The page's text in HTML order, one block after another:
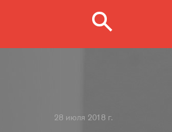
28 июля 2018 г.